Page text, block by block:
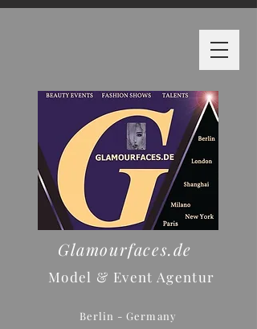
Model & Event Agentur
Berlin - Germany
Glamourfaces.de